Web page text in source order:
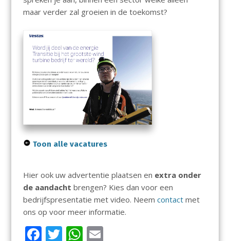
maar verder zal groeien in de toekomst?
Toon alle vacatures
Hier ook uw advertentie plaatsen en extra onder
de aandacht brengen? Kies dan voor een
bedrijfspresentatie met video. Neem contactmet
ons op voor meer informatie.
F T W E